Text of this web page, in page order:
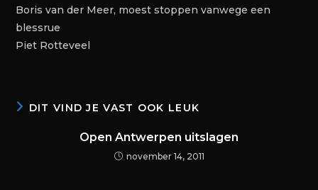
Boris van der Meer, moest stoppen vanwege een
blessrue
Piet Rotteveel
DIT VIND JE VAST OOK LEUK
Open Antwerpen uitslagen
november 14, 2011